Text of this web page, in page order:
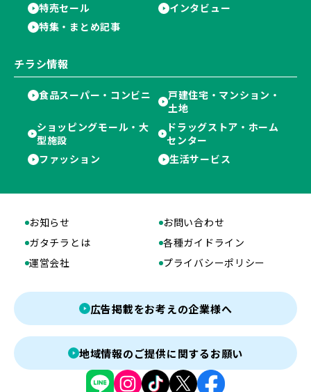
特売セール
インタビュー
特集・まとめ記事
チラシ情報
食品スーパー・コンビニ
戸建住宅・マンション・
土地
ショッピングモール・大
型施設
ドラッグストア・ホーム
センター
ファッション
生活サービス
お知らせ
お問い合わせ
ガタチラとは
各種ガイドライン
運営会社
プライバシーポリシー
広告掲載をお考えの企業様へ
地域情報のご提供に関するお願い